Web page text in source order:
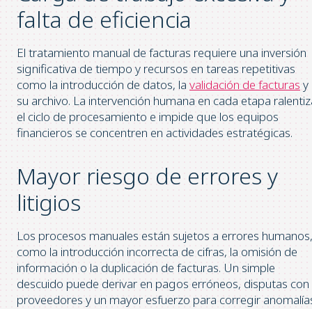
falta de eficiencia
El tratamiento manual de facturas requiere una inversión
significativa de tiempo y recursos en tareas repetitivas
como la introducción de datos, la validación de facturas y
su archivo. La intervención humana en cada etapa
el ciclo de procesamiento e impide que los equipos
financieros se concentren en actividades estratégicas.
Mayor riesgo de errores y
litigios
Los procesos manuales están sujetos a errores humanos,
como la introducción incorrecta de cifras, la omisión de
información o la duplicación de facturas. Un simple
descuido puede derivar en pagos erróneos, disputas con
proveedores y un mayor esfuerzo para corregir